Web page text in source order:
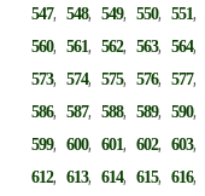
547,548,549,550,551
560,561,562,563,564
573,574,575,576,577
586,587,588,589,590
599,600,601,602,603
612,613,614,615,616